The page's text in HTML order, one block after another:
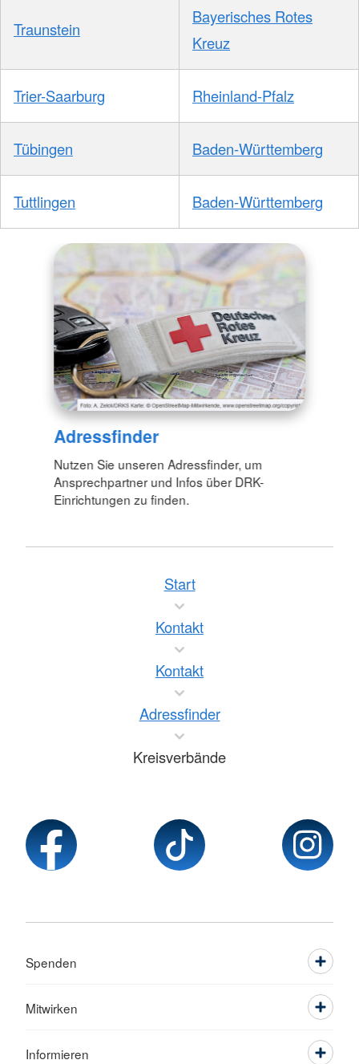
Traunstein
Bayerisches Rotes
Kreuz
Trier-Saarburg Rheinland-Pfalz
Tübingen Baden-Württemberg
Tuttlingen Baden-Württemberg
Adressfinder
Nutzen Sie unseren Adressfinder, um
Ansprechpartner und Infos über DRK-
Einrichtungen zu finden.
Start
Kontakt
Kontakt
Adressfinder
Kreisverbände
Spenden
Mitwirken
Informieren